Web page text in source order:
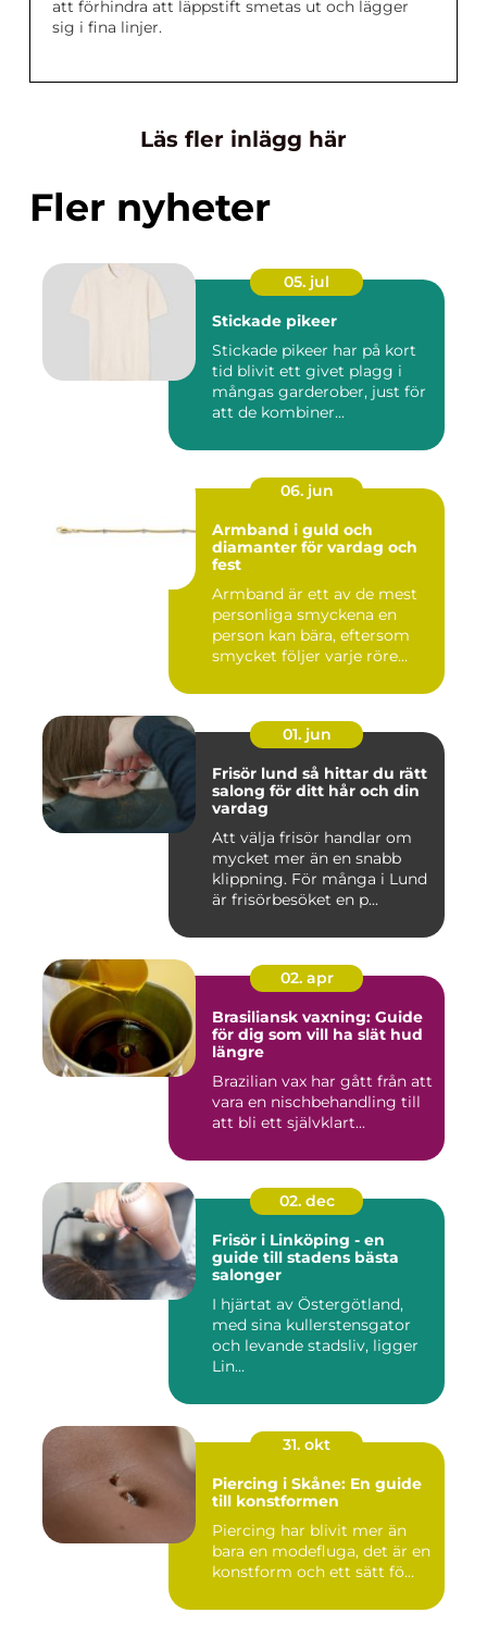
att förhindra att läppstift smetas ut och lägger
sig i fina linjer.
Läs fler inlägg här
Fler nyheter
05. jul
Stickade pikeer
Stickade pikeer har på kort
tid blivit ett givet plagg i
mångas garderober, just för
att de kombiner...
06. jun
Armband i guld och
diamanter för vardag och
fest
Armband är ett av de mest
personliga smyckena en
person kan bära, eftersom
smycket följer varje röre...
01. jun
Frisör lund så hittar du rätt
salong för ditt hår och din
vardag
Att välja frisör handlar om
mycket mer än en snabb
klippning. För många i Lund
är frisörbesöket en p...
02. apr
Brasiliansk vaxning: Guide
för dig som vill ha slät hud
längre
Brazilian vax har gått från att
vara en nischbehandling till
att bli ett självklart...
02. dec
Frisör i Linköping - en
guide till stadens bästa
salonger
I hjärtat av Östergötland,
med sina kullerstensgator
och levande stadsliv, ligger
Lin...
31. okt
Piercing i Skåne: En guide
till konstformen
Piercing har blivit mer än
bara en modefluga, det är en
konstform och ett sätt fö...